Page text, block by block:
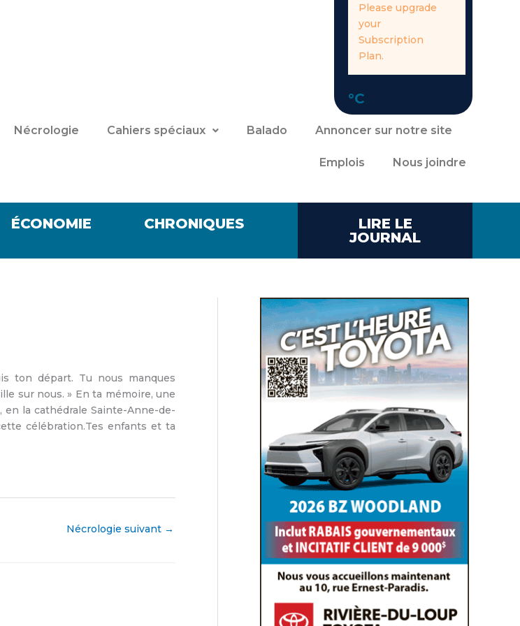
Please upgrade
your
Subscription
Plan.
°C
Nécrologie Cahiers spéciaux Balado Annoncer sur notre site
Emplois Nous joindre
ÉCONOMIE
CHRONIQUES
LIRE LE
JOURNAL
ton départ. Tu nous manques
sur nous. » En ta mémoire, une
en la cathédrale Sainte-Anne-de-
célébration.Tes enfants et ta
Nécrologie suivant →